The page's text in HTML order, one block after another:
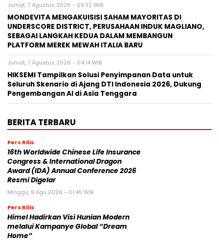
Jumat, 7 Agustus 2026 - 09:32 WIB
MONDEVITA MENGAKUISISI SAHAM MAYORITAS DI
UNDERSCORE DISTRICT, PERUSAHAAN INDUK MAGLIANO,
SEBAGAI LANGKAH KEDUA DALAM MEMBANGUN
PLATFORM MEREK MEWAH ITALIA BARU
Jumat, 7 Agustus 2026 - 04:14 WIB
HIKSEMI Tampilkan Solusi Penyimpanan Data untuk
Seluruh Skenario di Ajang DTI Indonesia 2026, Dukung
Pengembangan AI di Asia Tenggara
BERITA TERBARU
Pers Rilis
16th Worldwide Chinese Life Insurance
Congress & International Dragon
Award (IDA) Annual Conference 2026
Resmi Digelar
Minggu, 9 Agu 2026 - 01:45 WIB
Pers Rilis
Himel Hadirkan Visi Hunian Modern
melalui Kampanye Global “Dream
Home”